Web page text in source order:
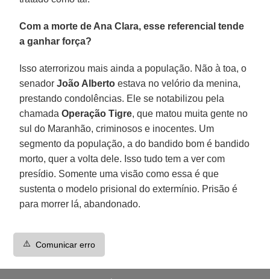
Com a morte de Ana Clara, esse referencial tende
a ganhar força?
Isso aterrorizou mais ainda a população. Não à toa, o
senadorJoão Alberto estava no velório da menina,
prestando condolências. Ele se notabilizou pela
chamadaOperação Tigre, que matou muita gente no
sul do Maranhão, criminosos e inocentes. Um
segmento da população, a do bandido bom é bandido
morto, quer a volta dele. Isso tudo tem a ver com
presídio. Somente uma visão como essa é que
sustenta o modelo prisional do extermínio. Prisão é
para morrer lá, abandonado.
⚠️ Comunicar erro